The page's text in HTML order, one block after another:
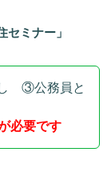
セミナー」
③公務員と
必要です